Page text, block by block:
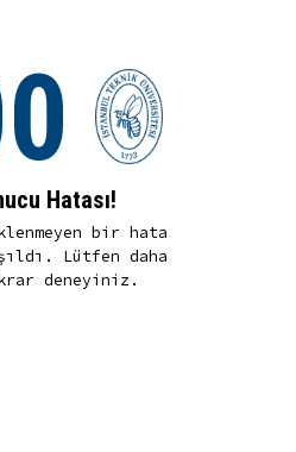
Hatası!
bir hata
Lütfen daha
deneyiniz.